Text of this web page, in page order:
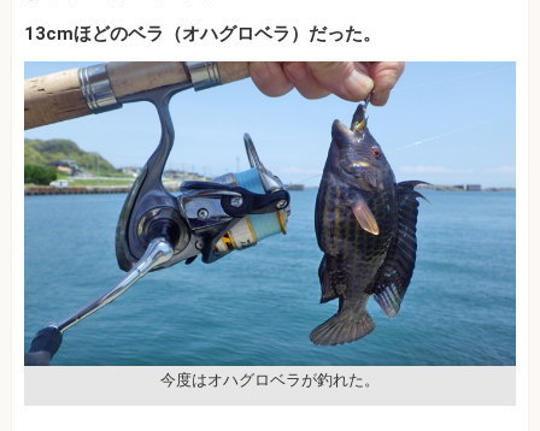
13cmほどのベラ（オハグロベラ）だった。
今度はオハグロベラが釣れた。